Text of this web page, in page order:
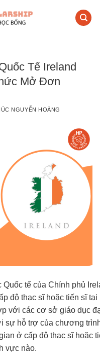
Tế Ireland
Mở Đơn
NGUYỄN HOÀNG
tế của Chính phủ
độ thạc sĩ hoặc tiến sĩ
với các cơ sở giáo dục
sự hỗ trợ của chương
ở cấp độ thạc sĩ hoặc
vực nào.